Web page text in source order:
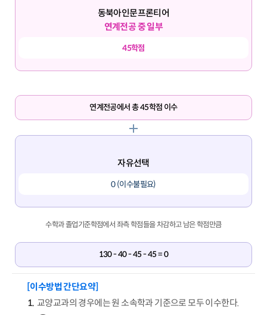
동북아인문프론티어
연계전공 중 일부
45학점
연계전공에서 총 45학점 이수
자유선택
0 (이수불필요)
수학과 졸업기준학점에서 좌측 학점들을 차감하고 남은 학점만큼
130 - 40 - 45 - 45 = 0
[이수방법 간단요약]
교양교과의 경우에는 원 소속학과 기준으로 모두 이수한다.